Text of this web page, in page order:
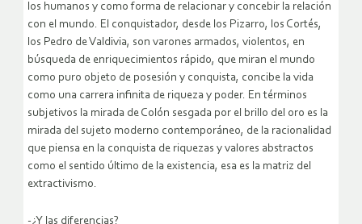
los humanos y como forma de relacionar y concebir la relación
con el mundo. El conquistador, desde los Pizarro, los Cortés,
los Pedro de Valdivia, son varones armados, violentos, en
búsqueda de enriquecimientos rápido, que miran el mundo
como puro objeto de posesión y conquista, concibe la vida
como una carrera infinita de riqueza y poder. En términos
subjetivos la mirada de Colón sesgada por el brillo del oro es la
mirada del sujeto moderno contemporáneo, de la racionalidad
que piensa en la conquista de riquezas y valores abstractos
como el sentido último de la existencia, esa es la matriz del
extractivismo.
-¿Y las diferencias?